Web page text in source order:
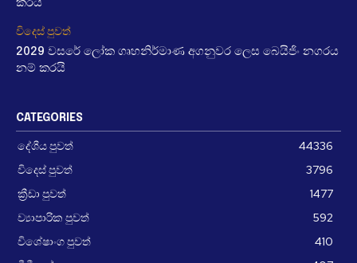
කරයි
විදෙස් පුවත්
2029 වසරේ ලෝක ගෘහනිර්මාණ අගනුවර ලෙස බෙයිජිං නගරය
නම් කරයි
CATEGORIES
දේශීය පුවත්
44336
විදෙස් පුවත්
3796
ක්‍රීඩා පුවත්
1477
ව්‍යාපාරික පුවත්
592
විශේෂාංග පුවත්
410